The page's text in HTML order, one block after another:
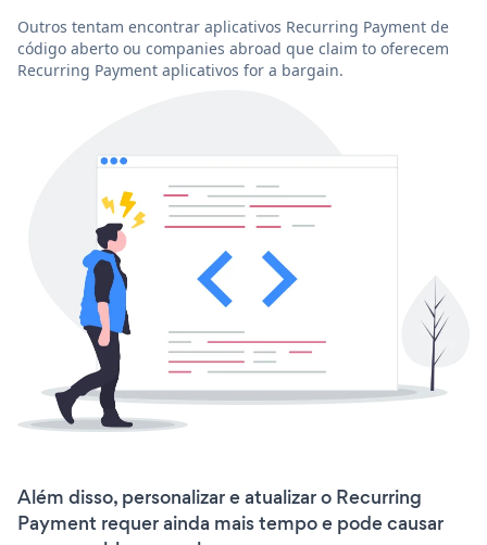
Outros tentam encontrar aplicativos Recurring Payment de
código aberto ou companies abroad que claim to oferecem
Recurring Payment aplicativos for a bargain.
Além disso, personalizar e atualizar o Recurring
Payment requer ainda mais tempo e pode causar